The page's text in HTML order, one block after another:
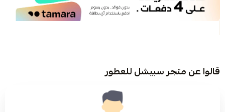
قالوا عن متجر سبيشل للعطور